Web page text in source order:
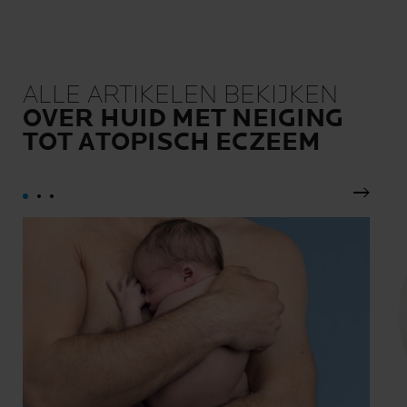
ALLE ARTIKELEN BEKIJKEN
OVER HUID MET NEIGING
TOT ATOPISCH ECZEEM